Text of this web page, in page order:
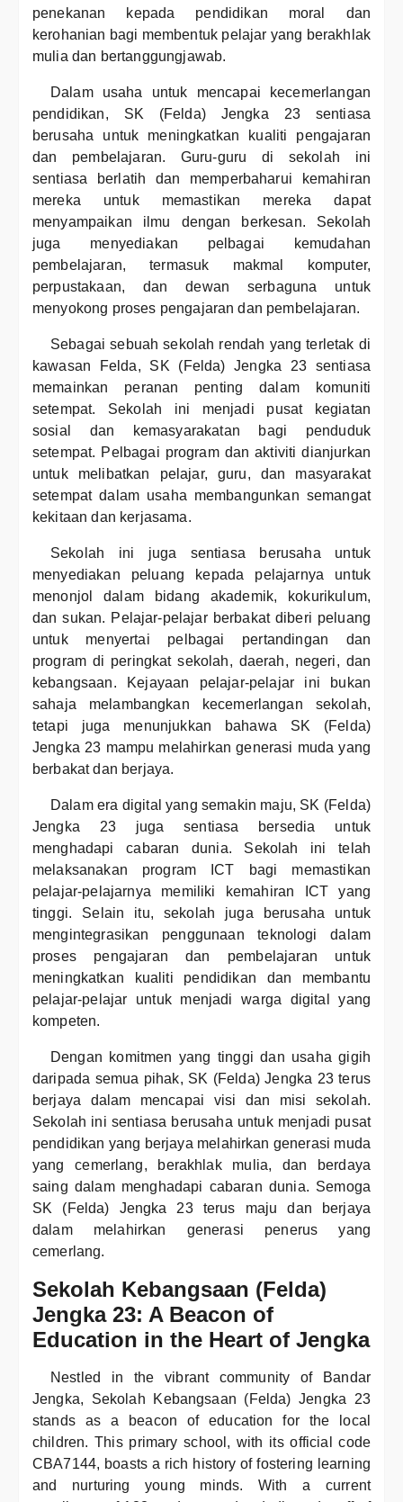
penekanan kepada pendidikan moral dan
kerohanian bagi membentuk pelajar yang berakhlak
mulia dan bertanggungjawab.
Dalam usaha untuk mencapai kecemerlangan
pendidikan, SK (Felda) Jengka 23 sentiasa
berusaha untuk meningkatkan kualiti pengajaran
dan pembelajaran. Guru-guru di sekolah ini
sentiasa berlatih dan memperbaharui kemahiran
mereka untuk memastikan mereka dapat
menyampaikan ilmu dengan berkesan. Sekolah
juga menyediakan pelbagai kemudahan
pembelajaran, termasuk makmal komputer,
perpustakaan, dan dewan serbaguna untuk
menyokong proses pengajaran dan pembelajaran.
Sebagai sebuah sekolah rendah yang terletak di
kawasan Felda, SK (Felda) Jengka 23 sentiasa
memainkan peranan penting dalam komuniti
setempat. Sekolah ini menjadi pusat kegiatan
sosial dan kemasyarakatan bagi penduduk
setempat. Pelbagai program dan aktiviti dianjurkan
untuk melibatkan pelajar, guru, dan masyarakat
setempat dalam usaha membangunkan semangat
kekitaan dan kerjasama.
Sekolah ini juga sentiasa berusaha untuk
menyediakan peluang kepada pelajarnya untuk
menonjol dalam bidang akademik, kokurikulum,
dan sukan. Pelajar-pelajar berbakat diberi peluang
untuk menyertai pelbagai pertandingan dan
program di peringkat sekolah, daerah, negeri, dan
kebangsaan. Kejayaan pelajar-pelajar ini bukan
sahaja melambangkan kecemerlangan sekolah,
tetapi juga menunjukkan bahawa SK (Felda)
Jengka 23 mampu melahirkan generasi muda yang
berbakat dan berjaya.
Dalam era digital yang semakin maju, SK (Felda)
Jengka 23 juga sentiasa bersedia untuk
menghadapi cabaran dunia. Sekolah ini telah
melaksanakan program ICT bagi memastikan
pelajar-pelajarnya memiliki kemahiran ICT yang
tinggi. Selain itu, sekolah juga berusaha untuk
mengintegrasikan penggunaan teknologi dalam
proses pengajaran dan pembelajaran untuk
meningkatkan kualiti pendidikan dan membantu
pelajar-pelajar untuk menjadi warga digital yang
kompeten.
Dengan komitmen yang tinggi dan usaha gigih
daripada semua pihak, SK (Felda) Jengka 23 terus
berjaya dalam mencapai visi dan misi sekolah.
Sekolah ini sentiasa berusaha untuk menjadi pusat
pendidikan yang berjaya melahirkan generasi muda
yang cemerlang, berakhlak mulia, dan berdaya
saing dalam menghadapi cabaran dunia. Semoga
SK (Felda) Jengka 23 terus maju dan berjaya
dalam melahirkan generasi penerus yang
cemerlang.
Sekolah Kebangsaan (Felda)
Jengka 23: A Beacon of
Education in the Heart of Jengka
Nestled in the vibrant community of Bandar
Jengka, Sekolah Kebangsaan (Felda) Jengka 23
stands as a beacon of education for the local
children. This primary school, with its official code
CBA7144, boasts a rich history of fostering learning
and nurturing young minds. With a current